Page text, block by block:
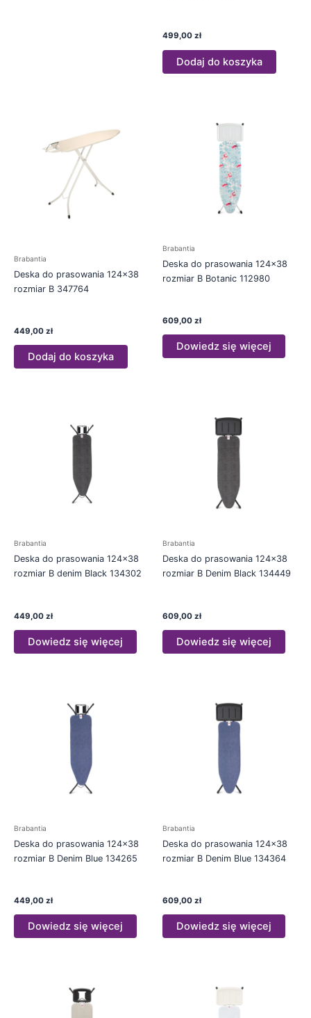
499,00 zł
Dodaj do koszyka
Brabantia
Deska do prasowania 124×38
rozmiar B 347764
449,00 zł
Dodaj do koszyka
Brabantia
Deska do prasowania 124×38
rozmiar B Botanic 112980
609,00 zł
Dowiedz się więcej
Brabantia
Deska do prasowania 124×38
rozmiar B denim Black 134302
449,00 zł
Dowiedz się więcej
Brabantia
Deska do prasowania 124×38
rozmiar B Denim Black 134449
609,00 zł
Dowiedz się więcej
Brabantia
Deska do prasowania 124×38
rozmiar B Denim Blue 134265
449,00 zł
Dowiedz się więcej
Brabantia
Deska do prasowania 124×38
rozmiar B Denim Blue 134364
609,00 zł
Dowiedz się więcej